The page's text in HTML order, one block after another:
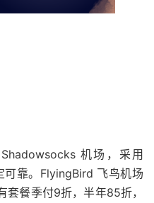
机场，采用
可靠。FlyingBird 飞鸟机场
套餐季付9折，半年85折，